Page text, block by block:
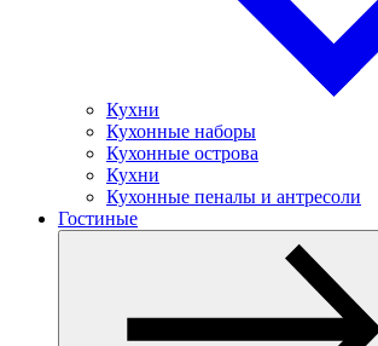
Кухни
Кухонные наборы
Кухонные острова
Кухни
Кухонные пеналы и антресоли
Гостиные